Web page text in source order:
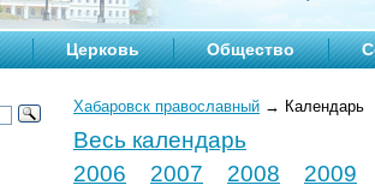
Церковь Общество
Хабаровск православный → Календарь
Весь календарь
2006
2007 2008 2009